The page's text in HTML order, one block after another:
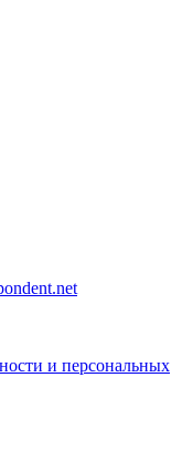
и персональных